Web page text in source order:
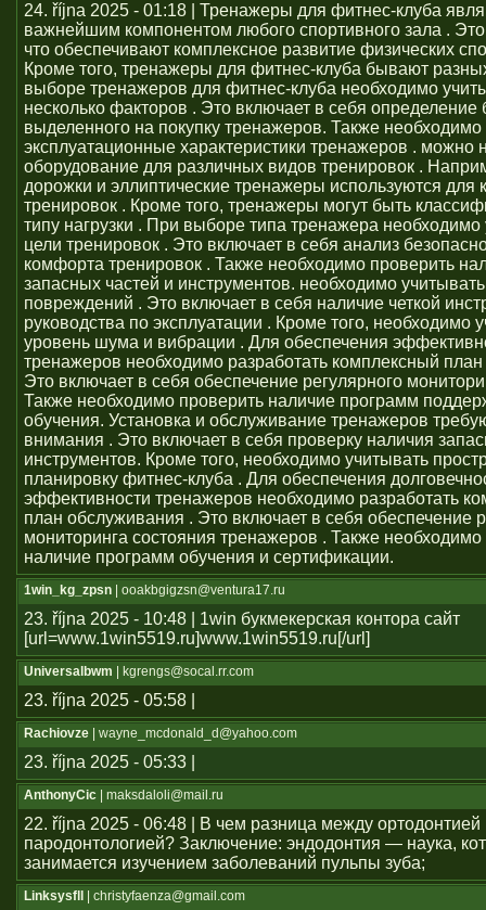
24. října 2025 - 01:18 | Тренажеры для фитнес-клуба
важнейшим компонентом любого спортивного зала .
что обеспечивают комплексное развитие физических
Кроме того, тренажеры для фитнес-клуба бывают
выборе тренажеров для фитнес-клуба необходимо
несколько факторов . Это включает в себя определение
выделенного на покупку тренажеров. Также необходимо
эксплуатационные характеристики тренажеров . можно
оборудование для различных видов тренировок .
дорожки и эллиптические тренажеры используются для
тренировок . Кроме того, тренажеры могут быть
типу нагрузки . При выборе типа тренажера необходимо
цели тренировок . Это включает в себя анализ
комфорта тренировок . Также необходимо проверить
запасных частей и инструментов. необходимо
повреждений . Это включает в себя наличие четкой
руководства по эксплуатации . Кроме того, необходимо
уровень шума и вибрации . Для обеспечения
тренажеров необходимо разработать комплексный план
Это включает в себя обеспечение регулярного
Также необходимо проверить наличие программ
обучения. Установка и обслуживание тренажеров
внимания . Это включает в себя проверку наличия
инструментов. Кроме того, необходимо учитывать
планировку фитнес-клуба . Для обеспечения
эффективности тренажеров необходимо разработать
план обслуживания . Это включает в себя обеспечение
мониторинга состояния тренажеров . Также необходимо
наличие программ обучения и сертификации.
1win_kg_zpsn | ooakbgigzsn@ventura17.ru
23. října 2025 - 10:48 | 1win букмекерская контора сайт
[url=www.1win5519.ru]www.1win5519.ru[/url]
Universalbwm | kgrengs@socal.rr.com
23. října 2025 - 05:58 |
Rachiovze | wayne_mcdonald_d@yahoo.com
23. října 2025 - 05:33 |
AnthonyCic | maksdaloli@mail.ru
22. října 2025 - 06:48 | В чем разница между ортодонтией
пародонтологией? Заключение: эндодонтия — наука,
занимается изучением заболеваний пульпы зуба;
Linksysfll | christyfaenza@gmail.com